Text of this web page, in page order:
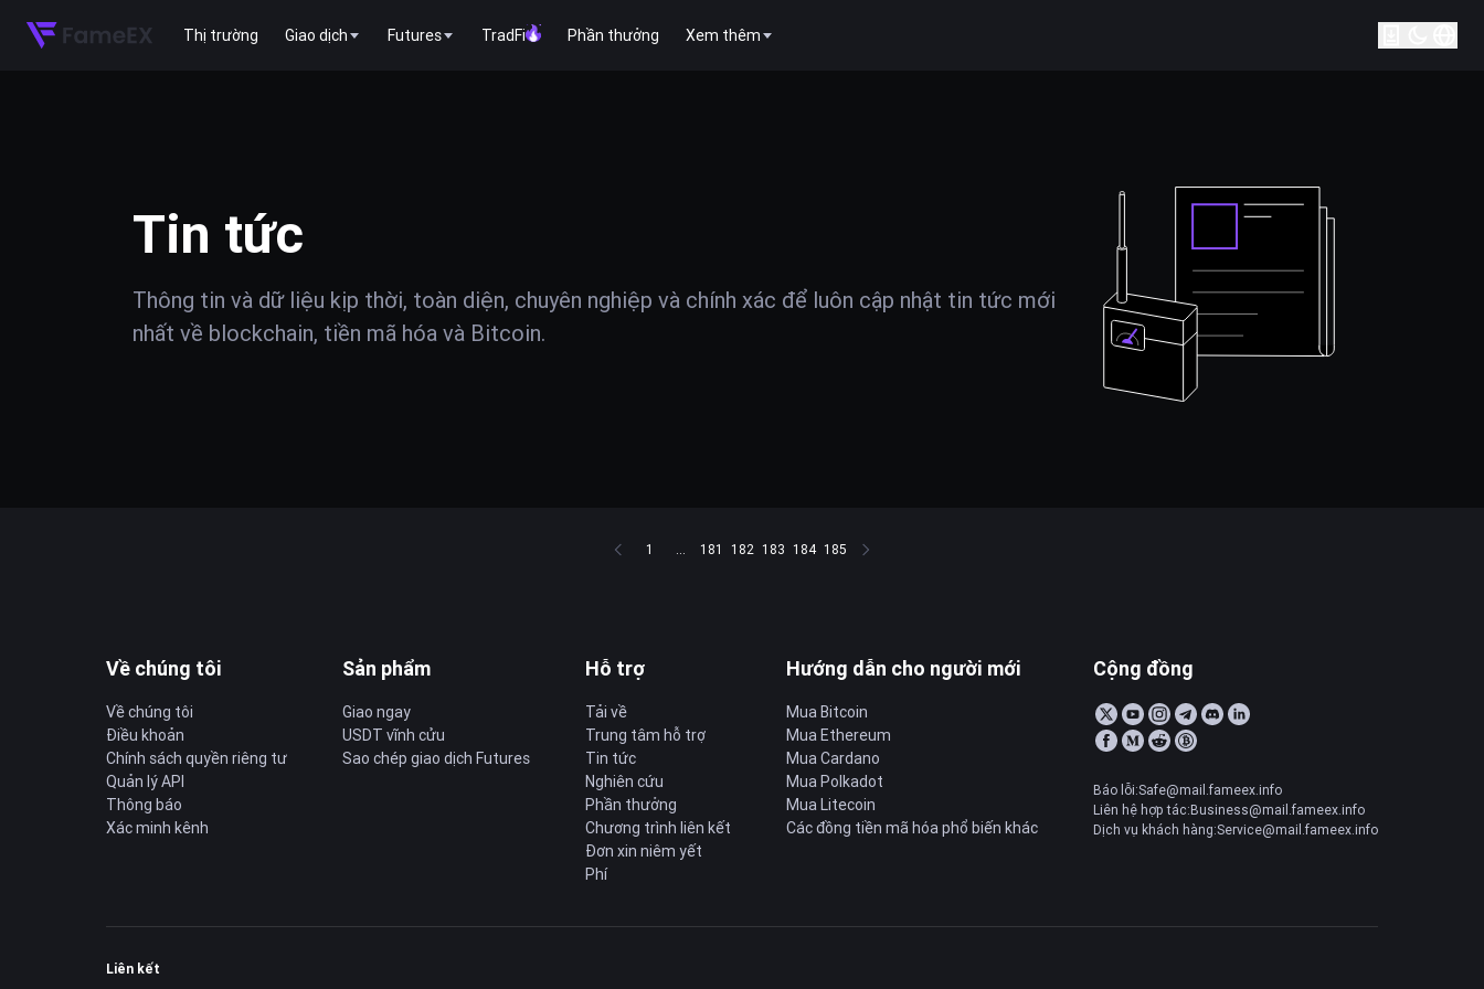
Thị trường Giao dịch Futures TradFi Phần thưởng Xem thêm
Tin tức
Thông tin và dữ liệu kịp thời, toàn diện, chuyên nghiệp và chính xác để luôn cập nhật tin tức mới
nhất về blockchain, tiền mã hóa và Bitcoin.
1 ... 181 182 183 184 185
Về chúng tôi
Về chúng tôi
Điều khoản
Chính sách quyền riêng tư
Quản lý API
Thông báo
Xác minh kênh
Sản phẩm
Giao ngay
USDT vĩnh cửu
Sao chép giao dịch Futures
Hỗ trợ
Tải về
Trung tâm hỗ trợ
Tin tức
Nghiên cứu
Phần thưởng
Chương trình liên kết
Đơn xin niêm yết
Phí
Hướng dẫn cho người mới
Mua Bitcoin
Mua Ethereum
Mua Cardano
Mua Polkadot
Mua Litecoin
Các đồng tiền mã hóa phổ biến khác
Cộng đồng
Báo lỗi:Safe@mail.fameex.info
Liên hệ hợp tác:Business@mail.fameex.info
Dịch vụ khách hàng:Service@mail.fameex.info
Liên kết